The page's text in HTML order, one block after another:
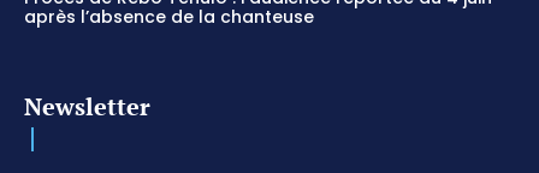
après l’absence de la chanteuse
Newsletter